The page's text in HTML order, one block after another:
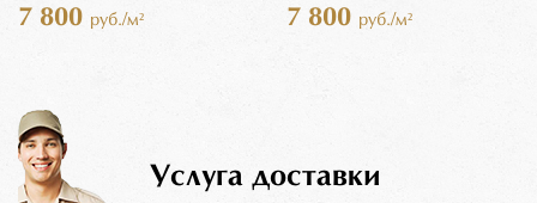
7 800 руб./м² 7 800 руб./м²
Услуга доставки